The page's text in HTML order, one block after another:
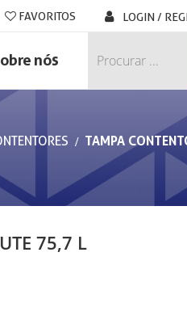
FAVORITOS LOGIN /
nós
TAMPA
75,7 L